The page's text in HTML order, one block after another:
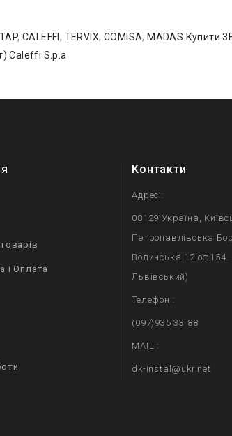
ITAP,CALEFFI , TERVIX, COMISA, MADAS.Купити
Caleffi S.p.a
і Оплата
Контакти
Адрес :
08129 Україна,
Петропавлівська
Волинська 12
Львівський)
Телефон :
(097)935 33 88
MAIL :
dk-instal@ukr.net